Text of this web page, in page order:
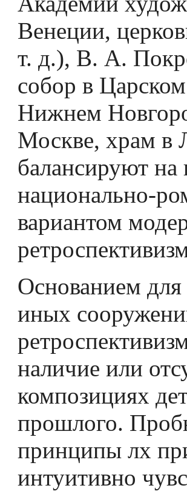
Венеции,
т. д.), В. А.
собор в
Нижнем
Москве, храм в
балансируют
национально-
вариантом
Основанием для
иных
наличие или
композициях
прошлого.
принципы лх
интуитивно